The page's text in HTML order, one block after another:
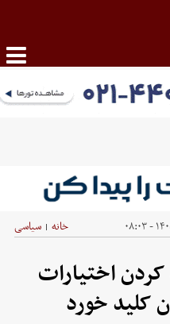
خانه | سیاسی
اختیارات
کلید خورد